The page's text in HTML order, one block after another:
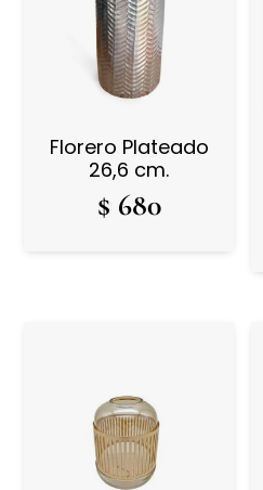
Florero Plateado
26,6 cm.
$ 680